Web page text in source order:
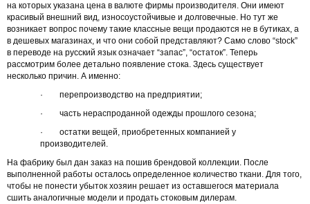
на которых указана цена в валюте фирмы производителя. Они имеют
красивый внешний вид, износоустойчивые и долговечные. Но тут же
возникает вопрос почему такие классные вещи продаются не в бутиках, а
в дешевых магазинах, и что они собой представляют? Само слово “stock”
в переводе на русский язык означает “запас”, “остаток”. Теперь
рассмотрим более детально появление стока. Здесь существует
несколько причин. А именно:
· перепроизводство на предприятии;
· часть нераспроданной одежды прошлого сезона;
· остатки вещей, приобретенных компанией у
производителей.
На фабрику был дан заказ на пошив брендовой коллекции. После
выполненной работы осталось определенное количество ткани. Для того,
чтобы не понести убыток хозяин решает из оставшегося материала
сшить аналогичные модели и продать стоковым дилерам.